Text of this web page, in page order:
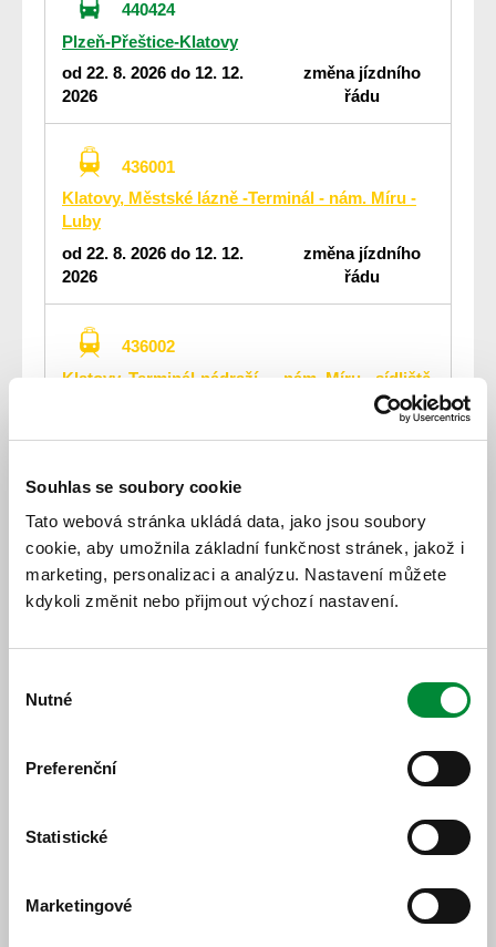
Souhlas se soubory cookie
Tato webová stránka ukládá data, jako jsou soubory
cookie, aby umožnila základní funkčnost stránek, jakož i
marketing, personalizaci a analýzu. Nastavení můžete
kdykoli změnit nebo přijmout výchozí nastavení.
souhlasu
Nutné
Preferenční
Statistické
Marketingové
440424
Plzeň-Přeštice-Klatovy
od 22. 8. 2026 do 12. 12.
2026
změna jízdního
řádu
436001
Klatovy, Městské lázně -Terminál - nám. Míru -
Luby
od 22. 8. 2026 do 12. 12.
2026
změna jízdního
řádu
436002
Klatovy, Terminál-nádraží — nám. Míru - sídliště
2026
490743
Bor,Lužná-Bor-Stráž-Staré Sedlo,Darmyšl
od 22. 8. 2026 do 12. 12.
změna jízdního
od 25. 8. 2026 do 12. 12.
změna jízdního
Radnice-Chrást-Plzeň
změna jízdního